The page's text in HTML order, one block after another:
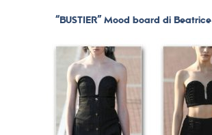
“BUSTIER” Mood board di